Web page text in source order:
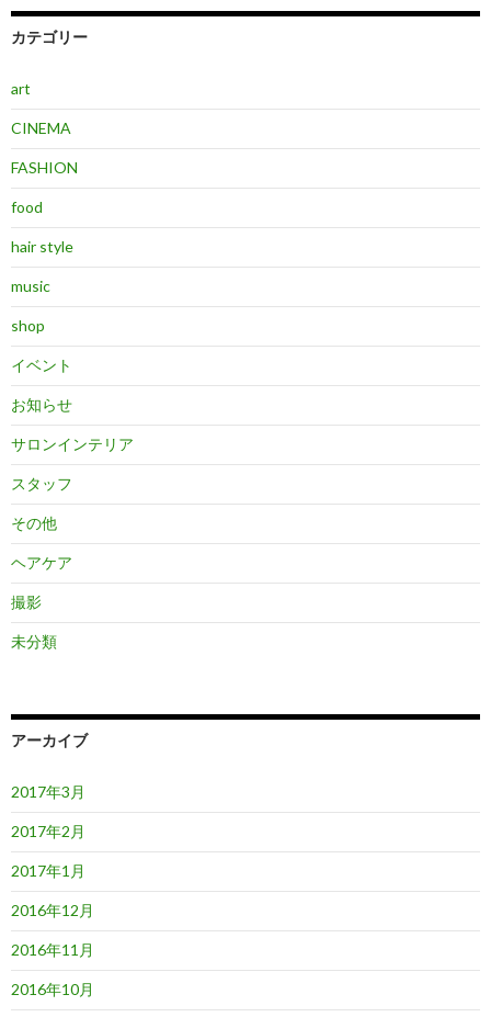
カテゴリー
art
CINEMA
FASHION
food
hair style
music
shop
イベント
お知らせ
サロンインテリア
スタッフ
その他
ヘアケア
撮影
未分類
アーカイブ
2017年3月
2017年2月
2017年1月
2016年12月
2016年11月
2016年10月